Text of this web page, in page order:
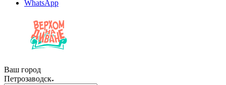
WhatsApp
Ваш город
Петрозаводск